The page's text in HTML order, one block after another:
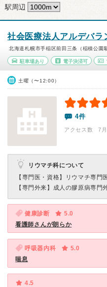
駅周辺
社会医療法人アルデバ
北海道札幌市手稲区前田三条（稲積公園
駐車場あり 電子決済可
土曜（〜12:00）
4件
アクセス数 7
リウマチ科について
【専門医・資格】
リウマチ専門
【専門外来】 成人の膠原病専門
健康診断
5.0
看護師さんが朗らか
呼吸器内科
5.0
喘息
4.5